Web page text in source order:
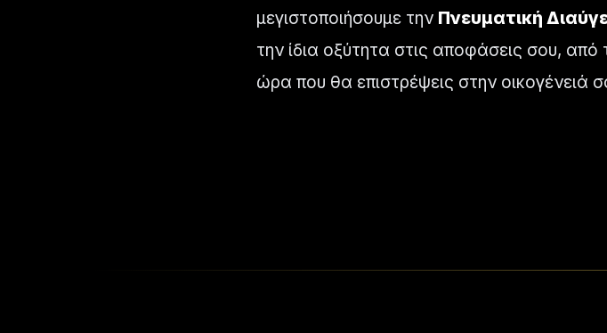
μεγιστοποιήσουμε την Πνευματική
την ίδια οξύτητα στις αποφάσεις σου,
ώρα που θα επιστρέψεις στην οικογένειά